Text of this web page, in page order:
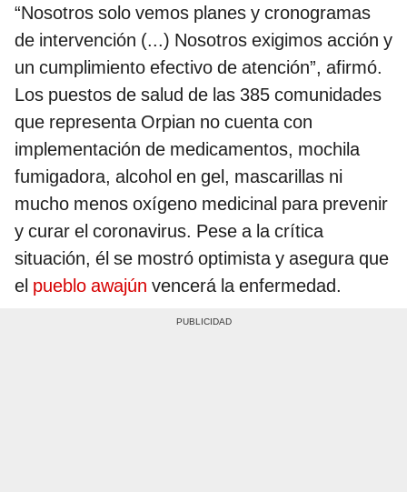
“Nosotros solo vemos planes y cronogramas
de intervención (...) Nosotros exigimos acción y
un cumplimiento efectivo de atención”, afirmó.
Los puestos de salud de las 385 comunidades
que representa Orpian no cuenta con
implementación de medicamentos, mochila
fumigadora, alcohol en gel, mascarillas ni
mucho menos oxígeno medicinal para prevenir
y curar el coronavirus. Pese a la crítica
situación, él se mostró optimista y asegura que
el pueblo awajún vencerá la enfermedad.